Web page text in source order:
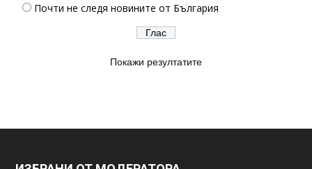
Почти не следя новините от България
Покажи резултатите